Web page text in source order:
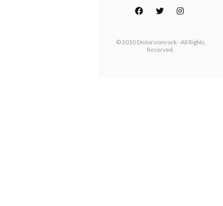
© 2010 Distorsionrock - All Rights
Reserved.